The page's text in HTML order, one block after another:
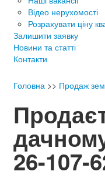
Відео нерухомості
Розрахувати ціну
Залишити заявку
Новини та статті
Контакти
Головна >> Продаж
26-107-